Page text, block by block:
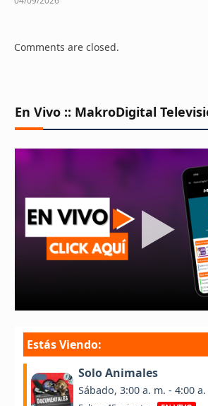
Comments are closed.
En Vivo :: MakroDigital